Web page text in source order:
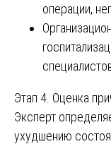
операции,
Этап 4. Оценка
Эксперт
ухудшению